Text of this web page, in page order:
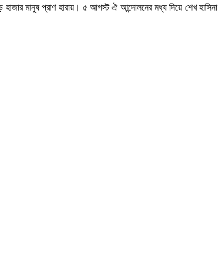
হাজার মানুষ প্রাণ হারায়। ৫ আগস্ট ঐ আন্দোলনের মধ্য দিয়ে শেখ হাসিনা